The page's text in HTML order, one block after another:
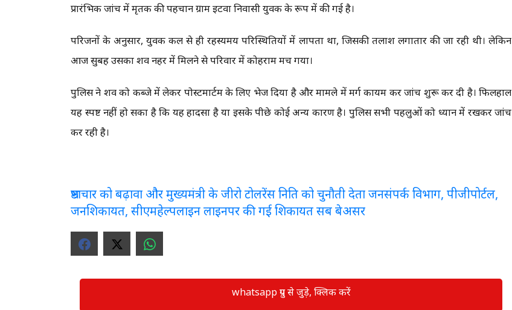
प्रारंभिक जांच में मृतक की पहचान ग्राम इटवा निवासी युवक के रूप में की गई है।
परिजनों के अनुसार, युवक कल से ही रहस्यमय परिस्थितियों में लापता था, जिसकी तलाश लगातार की जा रही थी। लेकिन
आज सुबह उसका शव नहर में मिलने से परिवार में कोहराम मच गया।
पुलिस ने शव को कब्जे में लेकर पोस्टमार्टम के लिए भेज दिया है और मामले में मर्ग कायम कर जांच शुरू कर दी है। फिलहाल
यह स्पष्ट नहीं हो सका है कि यह हादसा है या इसके पीछे कोई अन्य कारण है। पुलिस सभी पहलुओं को ध्यान में रखकर जांच
कर रही है।
भ्रष्टाचार को बढ़ावा और मुख्यमंत्री के जीरो टोलरेंस निति को चुनौती देता जनसंपर्क विभाग, पीजीपोर्टल,
जनशिकायत, सीएमहेल्पलाइन लाइनपर की गई शिकायत सब बेअसर
whatsapp ग्रुप से जुड़े, क्लिक करें